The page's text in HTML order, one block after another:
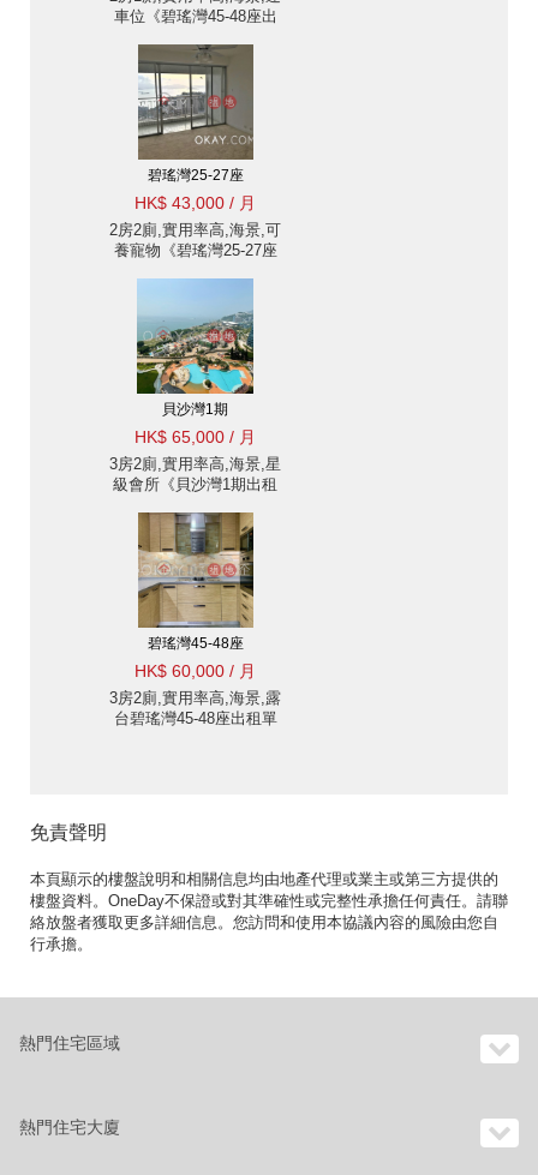
車位《碧瑤灣45-48座出
碧瑤灣25-27座
HK$ 43,000 / 月
2房2廁,實用率高,海景,可
養寵物《碧瑤灣25-27座
貝沙灣1期
HK$ 65,000 / 月
3房2廁,實用率高,海景,星
級會所《貝沙灣1期出租
碧瑤灣45-48座
HK$ 60,000 / 月
3房2廁,實用率高,海景,露
台碧瑤灣45-48座出租單
免責聲明
本頁顯示的樓盤說明和相關信息均由地產代理或業主或第三方提供的
樓盤資料。OneDay不保證或對其準確性或完整性承擔任何責任。請聯
絡放盤者獲取更多詳細信息。您訪問和使用本協議內容的風險由您自
行承擔。
熱門住宅區域
熱門住宅大廈